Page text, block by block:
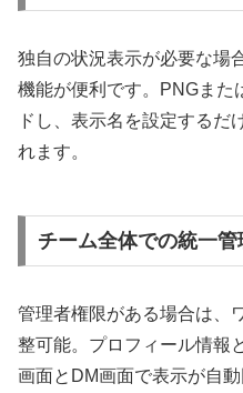
独自の状況表示が必要な場
機能が便利です。PNGまた
ドし、表示名を設定するだ
れます。
チーム全体での統一管
管理者権限がある場合は、
整可能。プロフィール情報
画面とDM画面で表示が自動